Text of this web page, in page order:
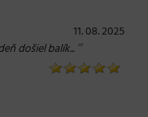
11. 08. 2025
došiel balík... “